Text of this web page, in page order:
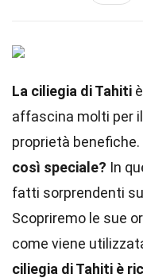
La ciliegia di Tahiti
affascina molti per
proprietà benefiche.
così speciale? In
fatti sorprendenti
Scopriremo le sue
come viene
ciliegia di Tahiti è